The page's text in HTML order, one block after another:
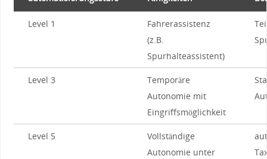
Level⁤ 1
Fahrerassistenz
(z.B.
Spurhalteassistent)
Level 3
Temporäre
Autonomie mit
Eingriffsmöglichkeit
Level 5
Vollständige
Autonomie unter